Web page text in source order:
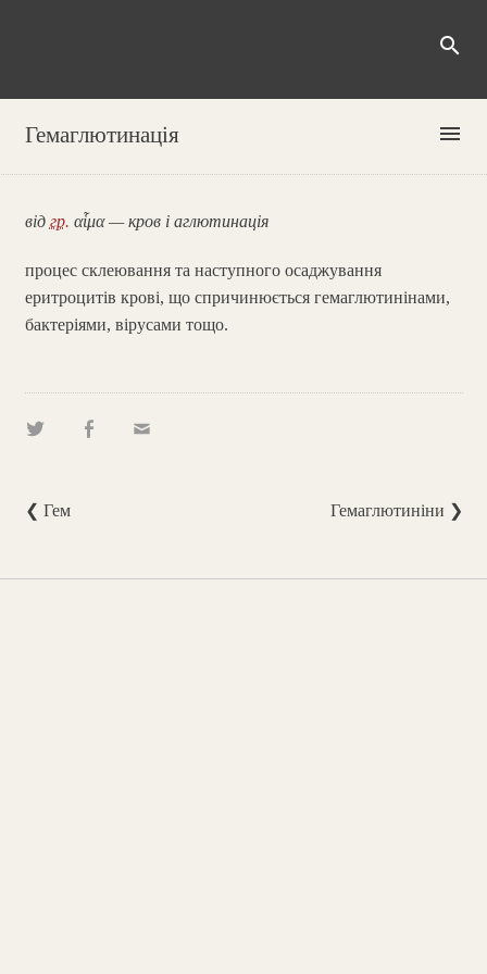
search
Гемаглютинація menu
від гр. αἷμα — кров і аглютинація
процес склеювання та наступного осаджування
еритроцитів крові, що спричинюється гемаглютинінами,
бактеріями, вірусами тощо.
❮ Гем Гемаглютиніни ❯